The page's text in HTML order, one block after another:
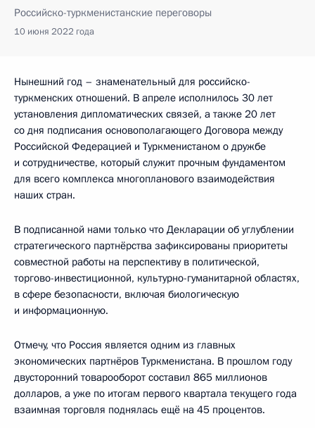
Российско-туркменистанские переговоры
10 июня 2022 года
Нынешний год – знаменательный для российско-
туркменских отношений. В апреле исполнилось 30 лет
установления дипломатических связей, а также 20 лет
со дня подписания основополагающего Договора между
Российской Федерацией и Туркменистаном о дружбе
и сотрудничестве, который служит прочным фундаментом
для всего комплекса многопланового взаимодействия
наших стран.
В подписанной нами только что Декларации об углублении
стратегического партнёрства зафиксированы приоритеты
совместной работы на перспективу в политической,
торгово-инвестиционной, культурно-гуманитарной областях,
в сфере безопасности, включая биологическую
и информационную.
Отмечу, что Россия является одним из главных
экономических партнёров Туркменистана. В прошлом году
двусторонний товарооборот составил 865 миллионов
долларов, а уже по итогам первого квартала текущего года
взаимная торговля поднялась ещё на 45 процентов.